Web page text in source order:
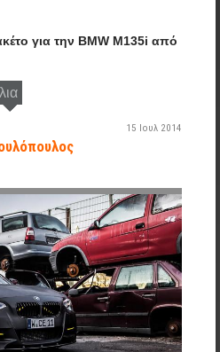
για την BMW M135i από
15 Ιουλ 2014